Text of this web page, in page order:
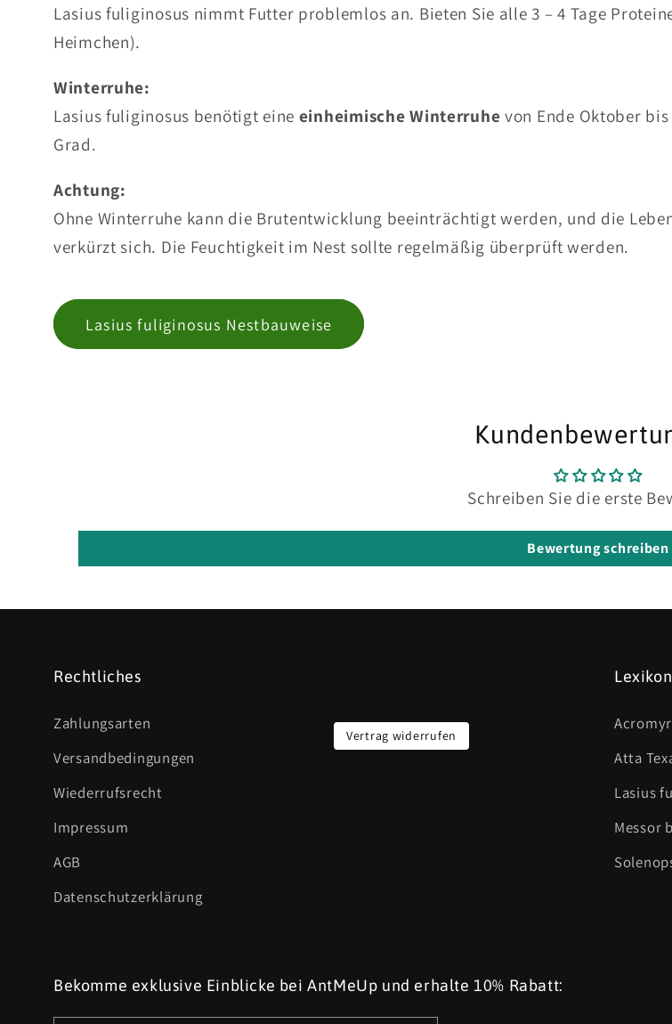
Lasius fuliginosus nimmt Futter problemlos an. Bieten Sie alle 3 – 4 Tage
Heimchen).
Winterruhe:
Lasius fuliginosus benötigt eine einheimische Winterruhevon Ende Oktober
Grad.
Achtung:
Ohne Winterruhe kann die Brutentwicklung beeinträchtigt werden, und die
verkürzt sich. Die Feuchtigkeit im Nest sollte regelmäßig überprüft werden.
Lasius fuliginosus Nestbauweise
Schreiben Sie die erste
Bewertung schreiben
Rechtliches
Zahlungsarten
Versandbedingungen
Wiederrufsrecht
Impressum
AGB
Datenschutzerklärung
Vertrag widerrufen
Lexikon
Atta
Lasius
Messor
Bekomme exklusive Einblicke bei AntMeUp und erhalte 10% Rabatt: